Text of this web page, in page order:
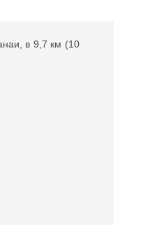
в 9,7 км (10